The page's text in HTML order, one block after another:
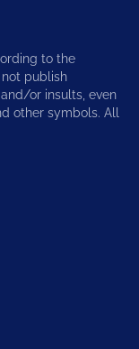
to the
publish
or insults, even
other symbols. All